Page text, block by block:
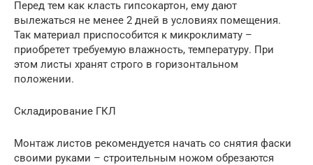
Перед тем как класть гипсокартон, ему дают
вылежаться не менее 2 дней в условиях помещения.
Так материал приспособится к микроклимату –
приобретет требуемую влажность, температуру. При
этом листы хранят строго в горизонтальном
положении.
Складирование ГКЛ
Монтаж листов рекомендуется начать со снятия фаски
своими руками – строительным ножом обрезаются